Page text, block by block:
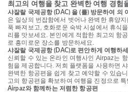
최고의 여행을 찾고 완벽한 여행 경험
샤잘랄 국제공항 (DAC) 을 (를) 방문하여 의
은 일상의 번잡함에서 벗어나 완벽한 휴양
푹 빠져보고, 호화로운 숙박 시설에서 휴식
리를 맛보세요. 본인에게 적합한 최고의 항
로 흥미로운 장소를 방문하세요.
샤잘랄 국제공항 (DAC)로 편안하게 여행하
신뢰할 수 있는 온라인 여행사인 Airpaz는
험을 제공합니다. 저희 플랫폼을 사용하면
완벽한 항공편을 쉽게 찾고 예약할 수 있습
고의 항공편을 확보하여 여행을 진정으로
Airpaz와 함께하는 저렴한 항공편